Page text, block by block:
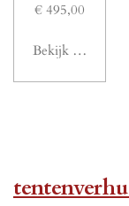
€ 495,00
Bekijk details